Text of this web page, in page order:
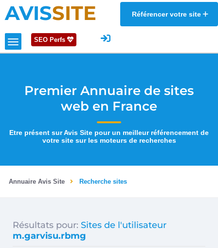
AVISSITE Référencer votre site
SEO Perfs
Premier Annuaire de sites
web en France
Etre présent sur Avis Site pour un meilleur référencement de
votre site sur les moteurs de recherches
Annuaire Avis Site Recherche sites
Résultats pour: Sites de l'utilisateur
m.garvisu.rbmg